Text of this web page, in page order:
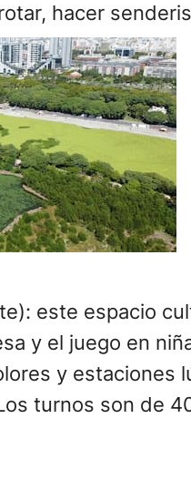
hacer
este espacio
y el juego en
y estaciones
turnos son de